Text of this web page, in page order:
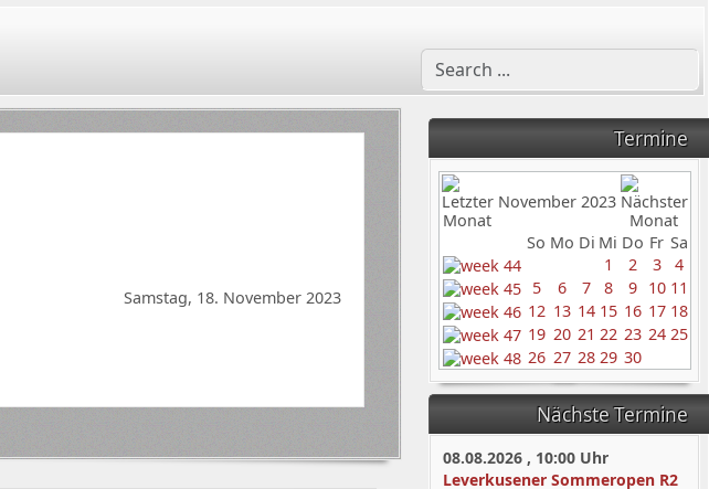
Termine
November 2023
So Mo Di Mi Do Fr Sa
1
2 3
4
5
6 7 8 9 10 11
12 13 14 15 16 17 18
19 20 21 22 23 24 25
26 27 28 29 30
Nächste Termine
08.08.2026, 10:00Uhr
Leverkusener Sommeropen R2
Samstag, 18. November 2023